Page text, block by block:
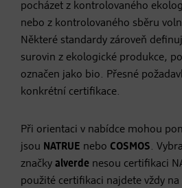
pocházet z kontrolovaného
nebo z kontrolovaného sběru
Některé standardy zároveň
surovin z ekologické produkce,
označen jako bio. Přesné
konkrétní certifikace.
Při orientaci v nabídce mohou
jsou NATRUE nebo COSMOS.
značky alverde nesou certifikaci
použité certifikaci najdete vždy